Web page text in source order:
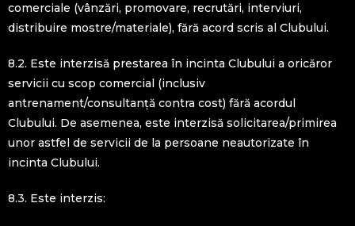
comerciale (vânzări, promovare, recrutări, interviuri,
distribuire mostre/materiale), fără acord scris al Clubului.
8.2. Este interzisă prestarea în incinta Clubului a oricăror
servicii cu scop comercial (inclusiv
antrenament/consultanță contra cost) fără acordul
Clubului. De asemenea, este interzisă solicitarea/primirea
unor astfel de servicii de la persoane neautorizate în
incinta Clubului.
8.3. Este interzis: